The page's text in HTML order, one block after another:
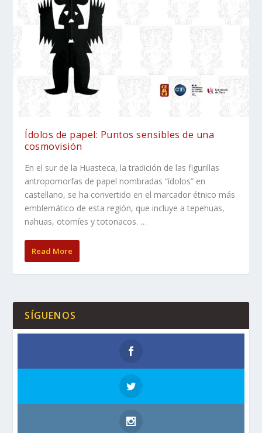
Ídolos de papel: Puntos sensibles de una
cosmovisión
En el sur de la Huasteca, la tradición de las figurillas
antropomorfas de papel nombradas “ídolos” en
castellano, se ha convertido en el marcador étnico más
emblemático de esta región, que incluye a tepehuas,
nahuas, otomíes y totonacos. …
Read More
SÍGUENOS